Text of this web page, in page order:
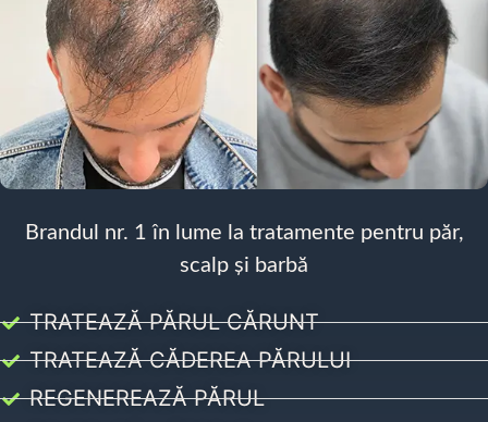
Brandul nr. 1 în lume la tratamente pentru păr,
scalp și barbă
TRATEAZĂ PĂRUL CĂRUNT
TRATEAZĂ CĂDEREA PĂRULUI
REGENEREAZĂ PĂRUL